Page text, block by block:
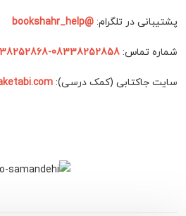
پشتیبانی در تلگرام: @bookshahr_help
شماره تماس: 08338252858-08338252868
سایت جاکتابی (کمک درسی):